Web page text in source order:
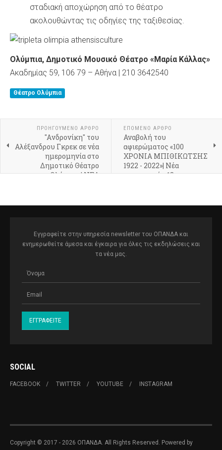
σταδιακή αποχώρηση από το θέατρο
ακολουθώντας τις οδηγίες της ταξιθεσίας.
Ολύμπια, Δημοτικό Μουσικό Θέατρο «Μαρία Κάλλας»
Ακαδημίας 59, 106 79 – Αθήνα | 210 3642540
Θέατρο Ολύμπια
ΠΡΟΗΓΟΎΜΕΝΟ ΆΡΘΡΟ
"Aνδρονίκη" του
Αλέξανδρου Γκρεκ σε νέα
ημερομηνία στο
Δημοτικό Θέατρο
Ολύμπια | ΝΕΑ
ΕΠΌΜΕΝΟ ΆΡΘΡΟ
Αναβολή του
αφιερώματος «100
ΧΡΟΝΙΑ ΜΠΙΘΙΚΩΤΣΗΣ
1922 - 2022»| Νέα
ημερομηνία: 18
Εγγραφείτε στην υπηρεσία newsletter του ΟΠΑΝΔΑ και
ενημερωθείτε άμεσα και έγκαιρα για όλες τις εκδηλώσεις και
τα νέα μας.
SOCIAL
FACEBOOK TWITTER YOUTUBE INSTAGRAM
Copyright © 2017 - 2026 ΟΠΑΝΔΑ. All Rights Reserved. Powered by